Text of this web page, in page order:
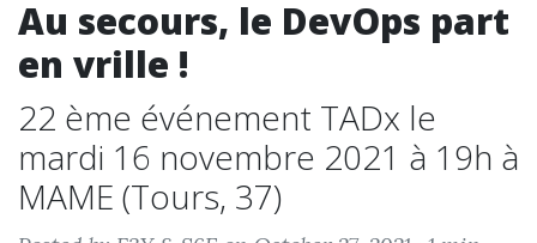
Au secours, le DevOps part
en vrille !
22 ème événement TADx le
mardi 16 novembre 2021 à 19h à
MAME (Tours, 37)